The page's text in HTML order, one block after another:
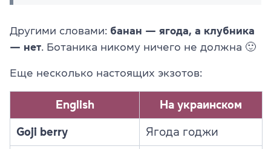
Другими словами: банан — ягода, а клубника
— нет. Ботаника никому ничего не должна 🙂
Еще несколько настоящих экзотов:
English На украинском
Goji berry Ягода годжи